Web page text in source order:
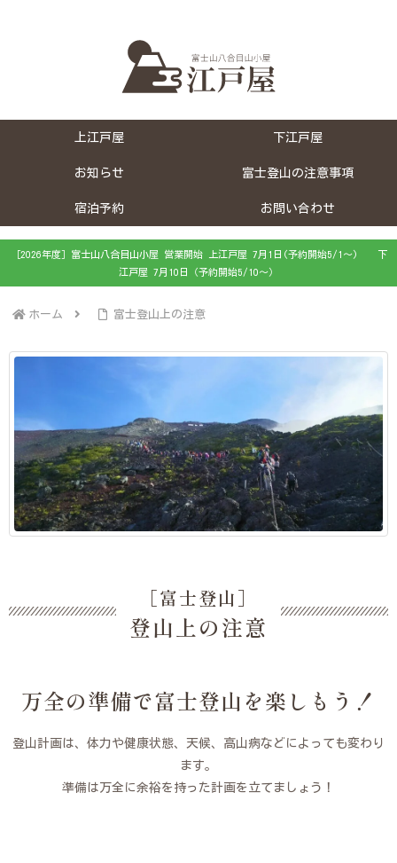
上江戸屋 下江戸屋
お知らせ 富士登山の注意事項
宿泊予約 お問い合わせ
［2026年度］富士山八合目山小屋 営業開始 上江戸屋 7月1日(予約開始5/1～) 下
江戸屋 7月10日（予約開始5/10～）
ホーム 富士登山上の注意
［富士登山］
登山上の注意
万全の準備で富士登山を楽しもう！
登山計画は、体力や健康状態、天候、高山病などによっても変わり
ます。
準備は万全に余裕を持った計画を立てましょう！